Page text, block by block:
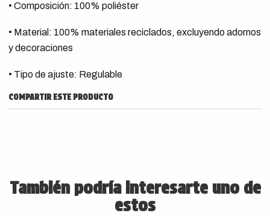
• Composición: 100% poliéster
• Material: 100% materiales reciclados, excluyendo adornos
y decoraciones
• Tipo de ajuste: Regulable
COMPARTIR ESTE PRODUCTO
También podría interesarte uno de
estos